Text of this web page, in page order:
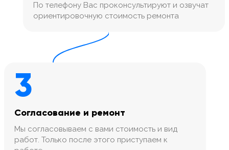
По телефону Вас проконсультируют и озвучат
ориентировочную стоимость ремонта
3
Согласование и ремонт
Мы согласовываем с вами стоимость и вид
работ. Только после этого приступаем к